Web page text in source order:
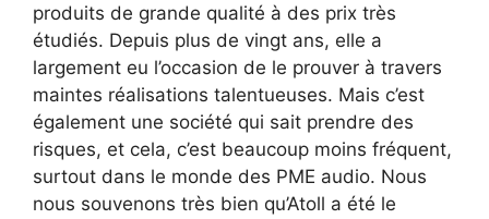
produits de grande qualité à des prix très
étudiés. Depuis plus de vingt ans, elle a
largement eu l’occasion de le prouver à travers
maintes réalisations talentueuses. Mais c’est
également une société qui sait prendre des
risques, et cela, c’est beaucoup moins fréquent,
surtout dans le monde des PME audio. Nous
nous souvenons très bien qu’Atoll a été le